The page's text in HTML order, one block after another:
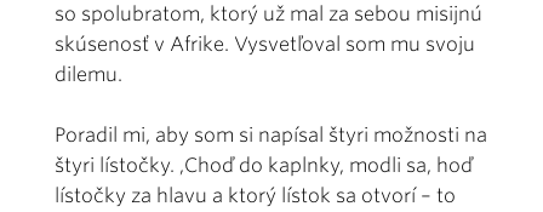
so spolubratom, ktorý už mal za sebou misijnú
skúsenosť v Afrike. Vysvetľoval som mu svoju
dilemu.
Poradil mi, aby som si napísal štyri možnosti na
štyri lístočky. ,Choď do kaplnky, modli sa, hoď
lístočky za hlavu a ktorý lístok sa otvorí – to